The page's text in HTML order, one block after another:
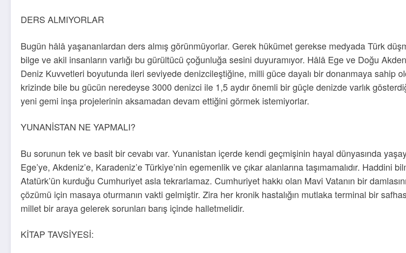
DERS ALMIYORLAR
Bugün hâlâ yaşananlardan ders almış görünmüyorlar. Gerek hükümet gerekse medyada Türk
bilge ve akil insanların varlığı bu gürültücü çoğunluğa sesini duyuramıyor. Hâlâ Ege ve Doğu
Deniz Kuvvetleri boyutunda ileri seviyede denizcileştiğine, milli güce dayalı bir donanmaya sahip
krizinde bile bu gücün neredeyse 3000 denizci ile 1,5 aydır önemli bir güçle denizde varlık
yeni gemi inşa projelerinin aksamadan devam ettiğini görmek istemiyorlar.
YUNANİSTAN NE YAPMALI?
Bu sorunun tek ve basit bir cevabı var. Yunanistan içerde kendi geçmişinin hayal dünyasında
Ege’ye, Akdeniz’e, Karadeniz’e Türkiye’nin egemenlik ve çıkar alanlarına taşımamalıdır. Haddini
Atatürk’ün kurduğu Cumhuriyet asla tekrarlamaz. Cumhuriyet hakkı olan Mavi Vatanın bir
çözümü için masaya oturmanın vakti gelmiştir. Zira her kronik hastalığın mutlaka terminal bir
millet bir araya gelerek sorunları barış içinde halletmelidir.
KİTAP TAVSİYESİ: